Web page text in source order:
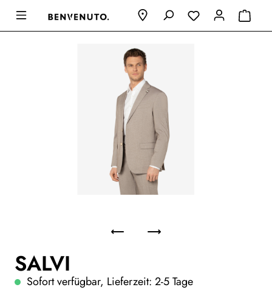
SALVI
Sofort verfügbar, Lieferzeit: 2-5 Tage